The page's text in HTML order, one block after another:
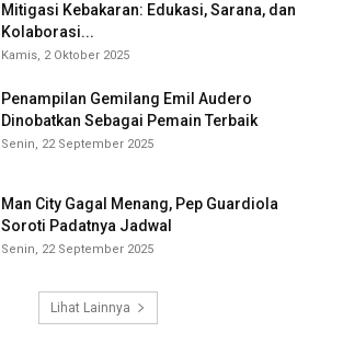
Mitigasi Kebakaran: Edukasi, Sarana, dan
Kolaborasi...
Kamis, 2 Oktober 2025
Penampilan Gemilang Emil Audero
Dinobatkan Sebagai Pemain Terbaik
Senin, 22 September 2025
Man City Gagal Menang, Pep Guardiola
Soroti Padatnya Jadwal
Senin, 22 September 2025
Lihat Lainnya